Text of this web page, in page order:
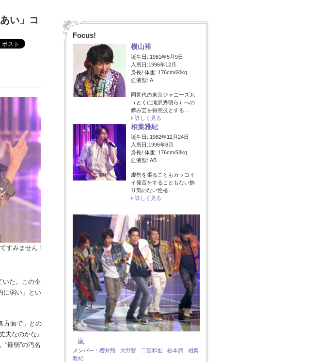
い」コ
すみません！
いた。この企
に弱い」とい
方面で」との
夫なのかな』
“最弱”の汚名
Focus!
横山裕
誕生日: 1981年5月9日
入所日:1996年12月
身長/ 体重: 176cm/60kg
血液型: A
同世代の東京ジャニーズJr.
（とくに滝沢秀明ら）への
僻み芸を得意技とする…
詳しく見る
相葉雅紀
誕生日: 1982年12月24日
入所日:1996年8月
身長/ 体重: 176cm/58kg
血液型: AB
虚勢を張ることもカッコイ
イ発言をすることもない飾
り気のない性格…
詳しく見る
嵐
メンバー： 櫻井翔 大野智 二宮和也 松本潤
相葉
雅紀